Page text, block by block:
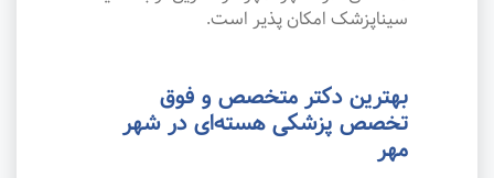
سیناپزشک امکان پذیر است.
بهترین دکتر متخصص و فوق
تخصص پزشکی هسته‌ای در شهر
مهر